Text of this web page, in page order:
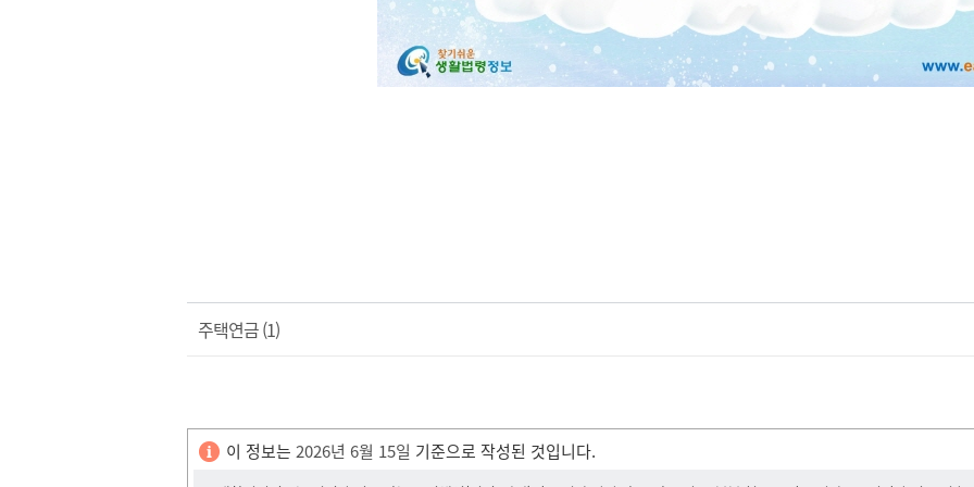
주택연금 (1)
이 정보는 2026년 6월 15일 기준으로 작성된 것입니다.